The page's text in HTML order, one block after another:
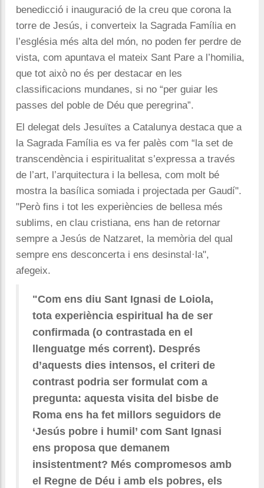
benedicció i inauguració de la creu que corona la
torre de Jesús, i converteix la Sagrada Família en
l’església més alta del món, no poden fer perdre de
vista, com apuntava el mateix Sant Pare a l’homilia,
que tot això no és per destacar en les
classificacions mundanes, si no “per guiar les
passes del poble de Déu que peregrina”.
El delegat dels Jesuïtes a Catalunya destaca que a
la Sagrada Família es va fer palès com “la set de
transcendència i espiritualitat s’expressa a través
de l’art, l’arquitectura i la bellesa, com molt bé
mostra la basílica somiada i projectada per Gaudí".
"Però fins i tot les experiències de bellesa més
sublims, en clau cristiana, ens han de retornar
sempre a Jesús de Natzaret, la memòria del qual
sempre ens desconcerta i ens desinstal·la",
afegeix.
"Com ens diu Sant Ignasi de Loiola,
tota experiència espiritual ha de ser
confirmada (o contrastada en el
llenguatge més corrent). Després
d’aquests dies intensos, el criteri de
contrast podria ser formulat com a
pregunta: aquesta visita del bisbe de
Roma ens ha fet millors seguidors de
‘Jesús pobre i humil’ com Sant Ignasi
ens proposa que demanem
insistentment? Més compromesos amb
el Regne de Déu i amb els pobres, els